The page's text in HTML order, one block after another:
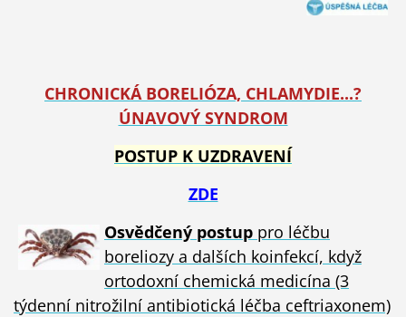
CHRONICKÁ BORELIÓZA, CHLAMYDIE...?
ÚNAVOVÝ SYNDROM
POSTUP K UZDRAVENÍ
ZDE
Osvědčený postuppro léčbu
boreliozy a dalších koinfekcí, když
ortodoxní chemická medicína (3
týdenní nitrožilní antibiotická léčba ceftriaxonem)